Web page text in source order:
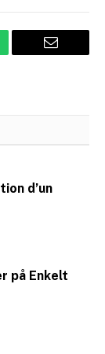
Email
d’un
på Enkelt